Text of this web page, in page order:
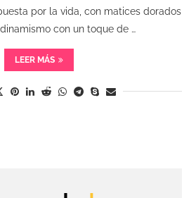
por la vida, con matices dorados
con un toque de …
LEER MÁS